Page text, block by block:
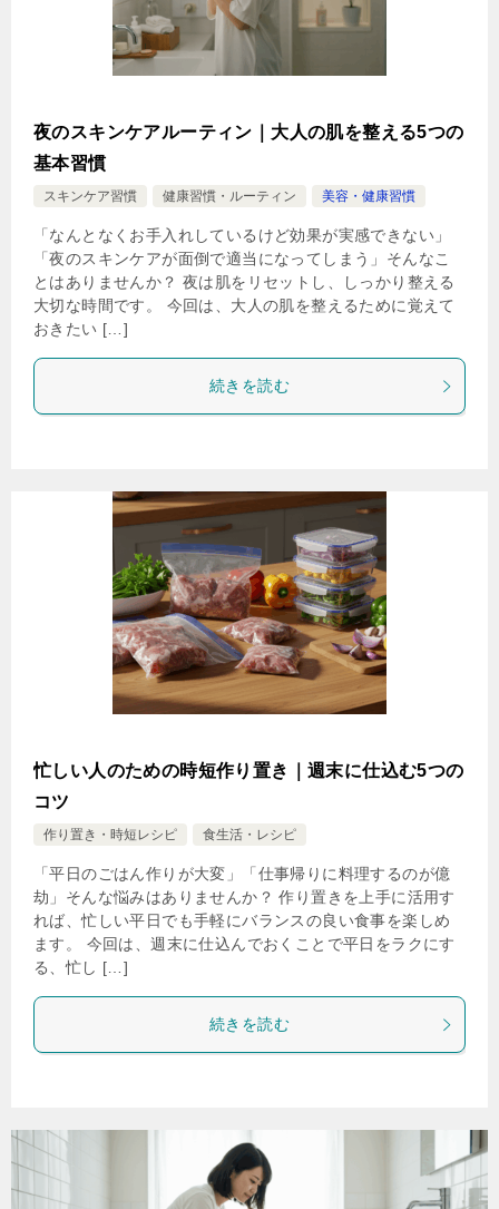
夜のスキンケアルーティン｜大人の肌を整える5つの
基本習慣
スキンケア習慣 健康習慣・ルーティン 美容・健康習慣
「なんとなくお手入れしているけど効果が実感できない」
「夜のスキンケアが面倒で適当になってしまう」そんなこ
とはありませんか？ 夜は肌をリセットし、しっかり整える
大切な時間です。 今回は、大人の肌を整えるために覚えて
おきたい […]
続きを読む
忙しい人のための時短作り置き｜週末に仕込む5つの
コツ
作り置き・時短レシピ 食生活・レシピ
「平日のごはん作りが大変」「仕事帰りに料理するのが億
劫」そんな悩みはありませんか？ 作り置きを上手に活用す
れば、忙しい平日でも手軽にバランスの良い食事を楽しめ
ます。 今回は、週末に仕込んでおくことで平日をラクにす
る、忙し […]
続きを読む